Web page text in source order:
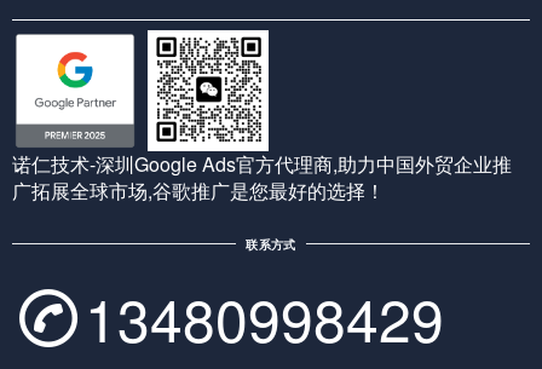
诺仁技术-深圳Google Ads官方代理商,助力中国外贸企业推
广拓展全球市场,谷歌推广是您最好的选择！
联系方式
13480998429